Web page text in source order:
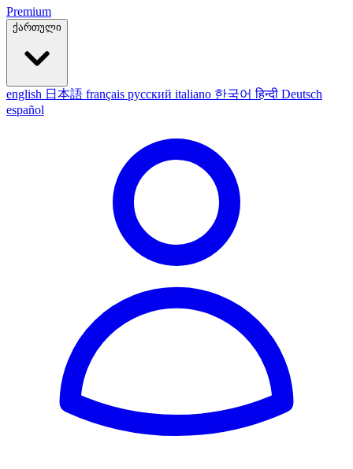
Premium
ქართული
english 日本語 français русский italiano 한국어हिन्दी Deutsch
español